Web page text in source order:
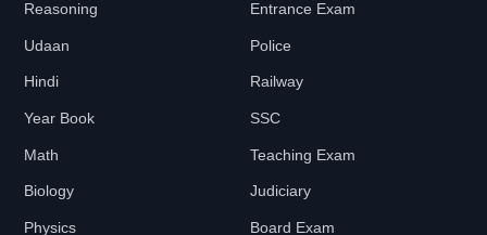
Reasoning
Udaan
Hindi
Year Book
Math
Biology
Physics
Entrance Exam
Police
Railway
SSC
Teaching Exam
Judiciary
Board Exam